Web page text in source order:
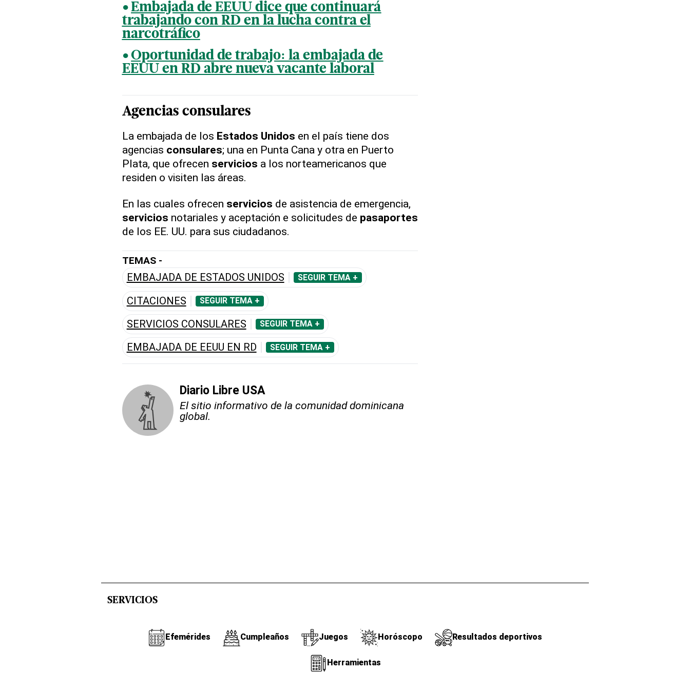
Embajada de EEUU dice que continuará
trabajando con RD en la lucha contra el
narcotráfico
Oportunidad de trabajo: la embajada de
EEUU en RD abre nueva vacante laboral
Agencias consulares
La embajada de los Estados Unidos en el país tiene dos
agencias consulares; una en Punta Cana y otra en Puerto
Plata, que ofrecen servicios a los norteamericanos que
residen o visiten las áreas.
En las cuales ofrecen servicios de asistencia de emergencia,
servicios notariales y aceptación e solicitudes de pasaportes
de los EE. UU. para sus ciudadanos.
TEMAS -
EMBAJADA DE ESTADOS UNIDOS SEGUIR TEMA +
CITACIONES SEGUIR TEMA +
SERVICIOS CONSULARES SEGUIR TEMA +
EMBAJADA DE EEUU EN RD SEGUIR TEMA +
Diario Libre USA
El sitio informativo de la comunidad dominicana
global.
SERVICIOS
Efemérides Cumpleaños Juegos Horóscopo Resultados deportivos
Herramientas